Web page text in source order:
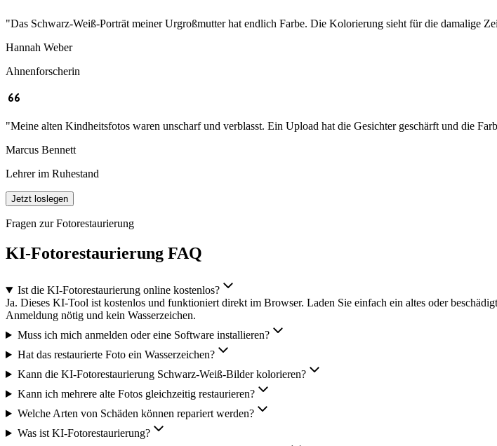
"Das Schwarz-Weiß-Porträt meiner Urgroßmutter hat endlich Farbe. Die Kolorierung sieht für die damalige
Hannah Weber
Ahnenforscherin
"Meine alten Kindheitsfotos waren unscharf und verblasst. Ein Upload hat die Gesichter geschärft und die
Marcus Bennett
Lehrer im Ruhestand
Jetzt loslegen
Fragen zur Fotorestaurierung
KI-Fotorestaurierung FAQ
Ist die KI-Fotorestaurierung online kostenlos?
Ja. Dieses KI-Tool ist kostenlos und funktioniert direkt im Browser. Laden Sie einfach ein altes oder
Anmeldung nötig und kein Wasserzeichen.
Muss ich mich anmelden oder eine Software installieren?
Hat das restaurierte Foto ein Wasserzeichen?
Kann die KI-Fotorestaurierung Schwarz-Weiß-Bilder kolorieren?
Kann ich mehrere alte Fotos gleichzeitig restaurieren?
Welche Arten von Schäden können repariert werden?
Was ist KI-Fotorestaurierung?